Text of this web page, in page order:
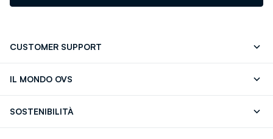
CUSTOMER SUPPORT
IL MONDO OVS
SOSTENIBILITÀ